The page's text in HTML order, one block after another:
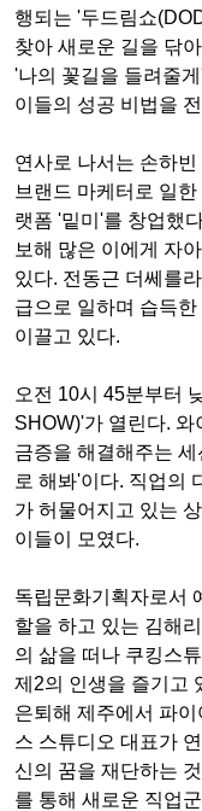
행되는 '두드림쇼
찾아 새로운 길을 닦
'나의 꽃길을 들려줄
이들의 성공 비법을
연사로 나서는 손하
브랜드 마케터로 일
랫폼 '밑미'를 창업했
보해 많은 이에게 자
있다. 전동근 더쎄를
급으로 일하며 습득
이끌고 있다.
오전 10시 45분부터
SHOW)'가 열린다.
금증을 해결해주는
로 해봐'이다. 직업의
가 허물어지고 있는
이들이 모였다.
독립문화기획자로서
할을 하고 있는 김해
의 삶을 떠나 쿠킹스
제2의 인생을 즐기고
은퇴해 제주에서 파
스 스튜디오 대표가
신의 꿈을 재단하는
를 통해 새로운 직업